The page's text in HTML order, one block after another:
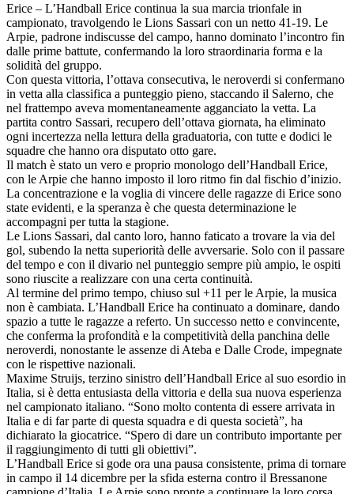
Erice – L’Handball Erice continua la sua marcia trionfale in
campionato, travolgendo le Lions Sassari con un netto 41-19. Le
Arpie, padrone indiscusse del campo, hanno dominato l’incontro fin
dalle prime battute, confermando la loro straordinaria forma e la
solidità del gruppo.
Con questa vittoria, l’ottava consecutiva, le neroverdi si confermano
in vetta alla classifica a punteggio pieno, staccando il Salerno, che
nel frattempo aveva momentaneamente agganciato la vetta. La
partita contro Sassari, recupero dell’ottava giornata, ha eliminato
ogni incertezza nella lettura della graduatoria, con tutte e dodici le
squadre che hanno ora disputato otto gare.
Il match è stato un vero e proprio monologo dell’Handball Erice,
con le Arpie che hanno imposto il loro ritmo fin dal fischio d’inizio.
La concentrazione e la voglia di vincere delle ragazze di Erice sono
state evidenti, e la speranza è che questa determinazione le
accompagni per tutta la stagione.
Le Lions Sassari, dal canto loro, hanno faticato a trovare la via del
gol, subendo la netta superiorità delle avversarie. Solo con il passare
del tempo e con il divario nel punteggio sempre più ampio, le ospiti
sono riuscite a realizzare con una certa continuità.
Al termine del primo tempo, chiuso sul +11 per le Arpie, la musica
non è cambiata. L’Handball Erice ha continuato a dominare, dando
spazio a tutte le ragazze a referto. Un successo netto e convincente,
che conferma la profondità e la competitività della panchina delle
neroverdi, nonostante le assenze di Ateba e Dalle Crode, impegnate
con le rispettive nazionali.
Maxime Struijs, terzino sinistro dell’Handball Erice al suo esordio in
Italia, si è detta entusiasta della vittoria e della sua nuova esperienza
nel campionato italiano. “Sono molto contenta di essere arrivata in
Italia e di far parte di questa squadra e di questa società”, ha
dichiarato la giocatrice. “Spero di dare un contributo importante per
il raggiungimento di tutti gli obiettivi”.
L’Handball Erice si gode ora una pausa consistente, prima di tornare
in campo il 14 dicembre per la sfida esterna contro il Bressanone